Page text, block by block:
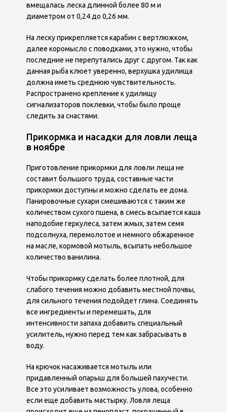
вмещалась леска длинной более 80 м и
диаметром от 0,24 до 0,26 мм.
На леску прикрепляется карабин с вертлюжком,
далее коромысло с поводками, это нужно, чтобы
последние не перепутались друг с другом. Так как
данная рыба клюет уверенно, верхушка удилища
должна иметь среднюю чувствительность.
Распространено крепление к удилищу
сигнализаторов поклевки, чтобы было проще
следить за снастями.
Прикормка и насадки для ловли леща
в ноябре
Приготовление прикормки для ловли леща не
составит большого труда, составные части
прикормки доступны и можно сделать ее дома.
Панировочные сухари смешиваются с таким же
количеством сухого пшена, в смесь всыпается каша
наподобие геркулеса, затем жмых, затем семя
подсолнуха, перемолотое и немного обжаренное
на масле, кормовой мотыль, всыпать небольшое
количество ванилина.
Чтобы прикормку сделать более плотной, для
слабого течения можно добавить местной почвы,
для сильного течения подойдет глина. Соединять
все ингредиенты и перемешать, для
интенсивности запаха добавить специальный
усилитель, нужно перед тем как забрасывать в
воду.
На крючок насаживается мотыль или
придавленный опарыш для большей пахучести.
Все это усиливает возможность улова, особенно
если еще добавить мастырку. Ловля леща